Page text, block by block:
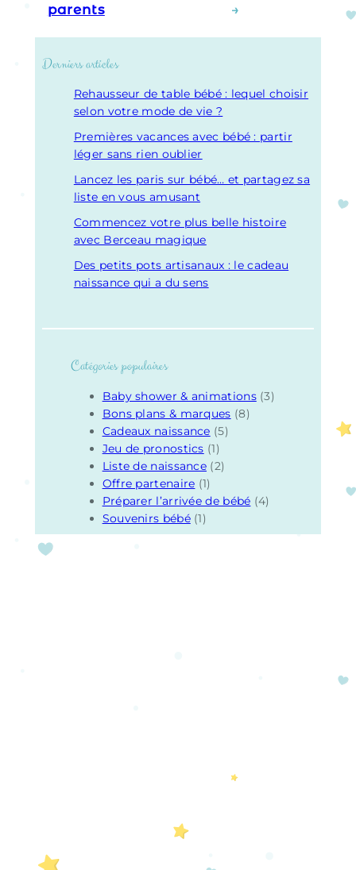
parents
→
Derniers articles
Rehausseur de table bébé : lequel choisir
selon votre mode de vie ?
Premières vacances avec bébé : partir
léger sans rien oublier
Lancez les paris sur bébé… et partagez sa
liste en vous amusant
Commencez votre plus belle histoire
avec Berceau magique
Des petits pots artisanaux : le cadeau
naissance qui a du sens
Catégories populaires
Baby shower & animations(3)
Bons plans & marques (8)
Cadeaux naissance (5)
Jeu de pronostics (1)
Liste de naissance (2)
Offre partenaire (1)
Préparer l’arrivée de bébé (4)
Souvenirs bébé(1)